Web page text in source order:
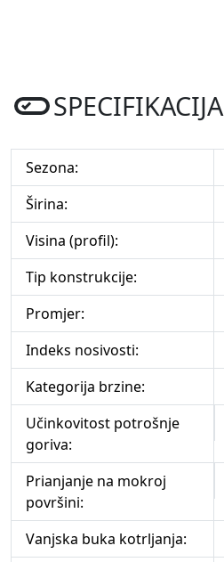
SPECIFIKACIJA
Sezona:
Širina:
Visina (profil):
Tip konstrukcije:
Promjer:
Indeks nosivosti:
Kategorija brzine:
Učinkovitost potrošnje
goriva:
Prianjanje na mokroj
površini:
Vanjska buka kotrljanja: